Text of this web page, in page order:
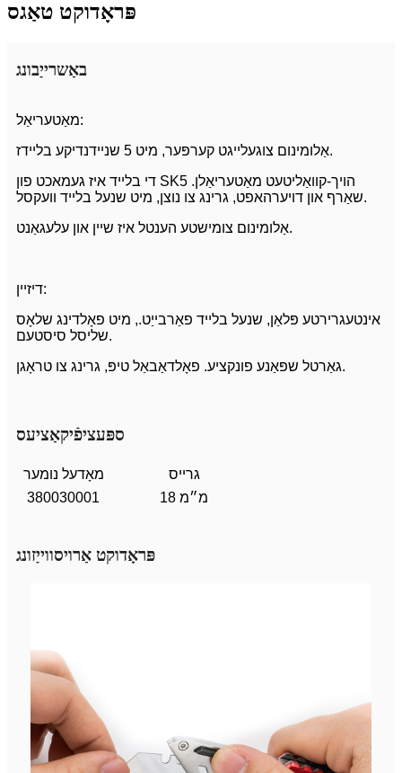
פּראָדוקט טאַגס
באַשרייַבונג
מאַטעריאַל:
אַלומינום צוגעלייגט קערפּער, מיט 5 שניידנדיקע בליידז.
די בלייד איז געמאכט פון SK5 הויך-קוואַליטעט מאַטעריאַלן.
שאַרף און דויערהאפט, גרינג צו נוצן, מיט שנעל בלייד וועקסל.
אַלומינום צומישטע הענטל איז שיין און עלעגאַנט.
דיזיין:
אינטעגרירטע פּלאַן, שנעל בלייד פאַרבייַט., מיט פאָלדינג שלאָס
שליסל סיסטעם.
גאַרטל שפּאַנע פונקציע. פאָלדאַבאַל טיפּ, גרינג צו טראָגן.
ספּעציפֿיקאַציעס
מאָדעל נומער
גרייס
380030001
18 מ״מ
פּראָדוקט אַרויסווייַזונג